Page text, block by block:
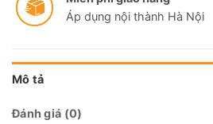
Áp dụng nội thành Hà Nội
Mô tả
Đánh giá (0)